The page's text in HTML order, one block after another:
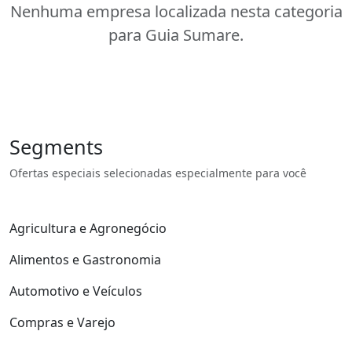
Nenhuma empresa localizada nesta categoria
para Guia Sumare.
Segments
Ofertas especiais selecionadas especialmente para você
Agricultura e Agronegócio
Alimentos e Gastronomia
Automotivo e Veículos
Compras e Varejo